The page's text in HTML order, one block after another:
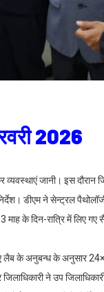
2026
जानी। इस दौरान
डीएम ने सेन्ट्रल
के दिन-रात्रि में लिए गए
के अनुबन्ध के अनुसार 24×7
ने उप